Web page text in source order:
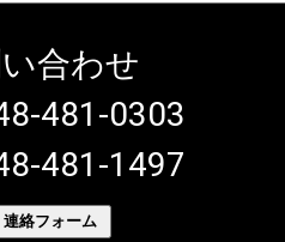
合わせ
481-0303
481-1497
連絡フォーム